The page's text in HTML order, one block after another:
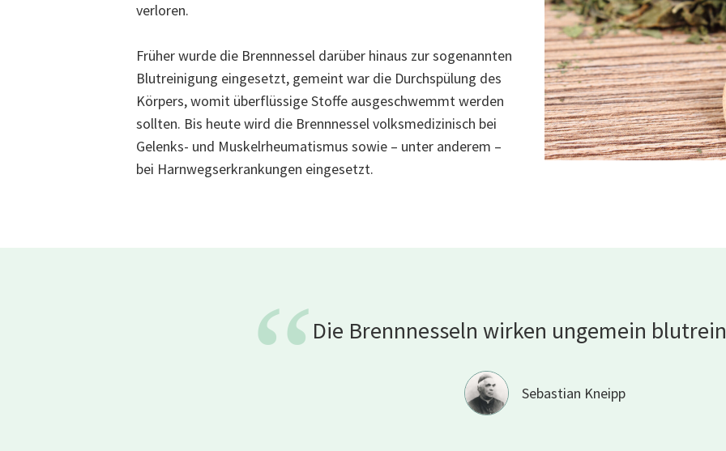
verloren.
Früher wurde die Brennnessel darüber hinaus zur sogenannten
Blutreinigung eingesetzt, gemeint war die Durchspülung des
Körpers, womit überflüssige Stoffe ausgeschwemmt werden
sollten. Bis heute wird die Brennnessel volksmedizinisch bei
Gelenks- und Muskelrheumatismus sowie – unter anderem –
bei Harnwegserkrankungen eingesetzt.
“Die Brennnesseln wirken ungemein
Sebastian Kneipp